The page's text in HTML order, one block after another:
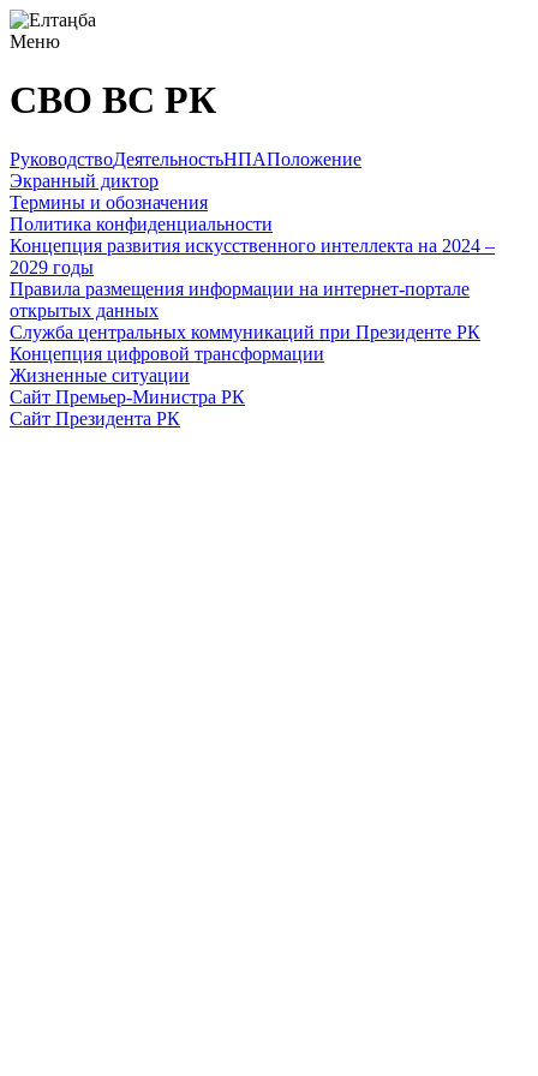
Меню
СВО ВС РК
РуководствоДеятельностьНПАПоложение
Экранный диктор
Термины и обозначения
Политика конфиденциальности
Концепция развития искусственного интеллекта на 2024 –
2029 годы
Правила размещения информации на интернет-портале
открытых данных
Служба центральных коммуникаций при Президенте РК
Концепция цифровой трансформации
Жизненные ситуации
Сайт Премьер-Министра РК
Сайт Президента РК